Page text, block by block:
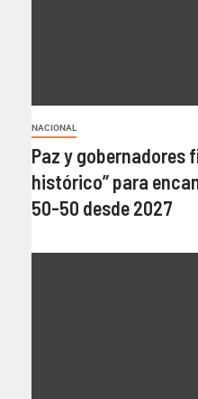
NACIONAL
Paz y gobernadores
histórico” para
50-50 desde 2027